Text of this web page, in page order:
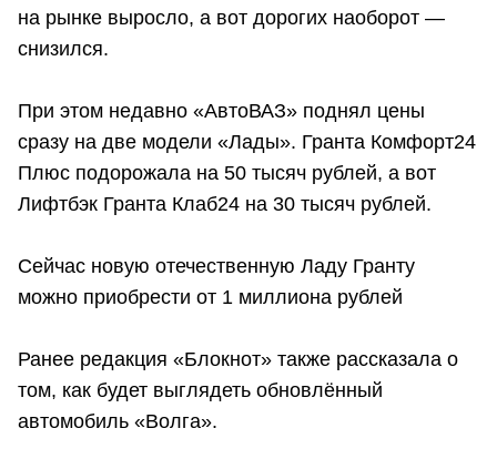
на рынке выросло, а вот дорогих наоборот —
снизился.
При этом недавно «АвтоВАЗ» поднял цены
сразу на две модели «Лады». Гранта Комфорт24
Плюс подорожала на 50 тысяч рублей, а вот
Лифтбэк Гранта Клаб24 на 30 тысяч рублей.
Сейчас новую отечественную Ладу Гранту
можно приобрести от 1 миллиона рублей
Ранее редакция «Блокнот» также рассказала о
том, как будет выглядеть обновлённый
автомобиль «Волга».